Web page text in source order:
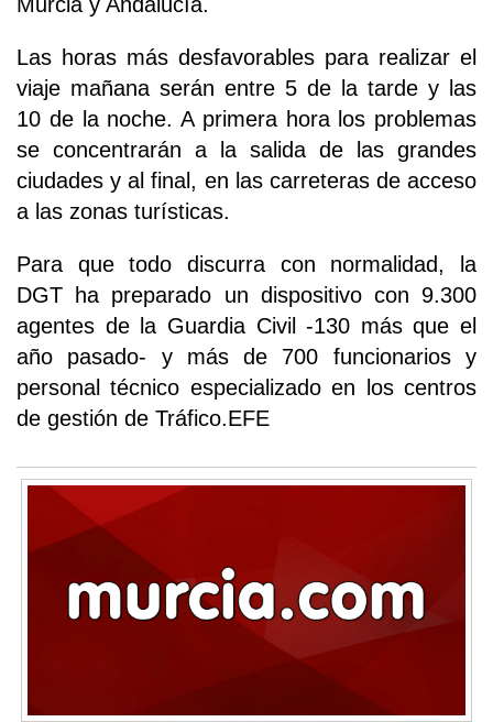
Las horas más desfavorables para realizar el
viaje mañana serán entre 5 de la tarde y las
10 de la noche. A primera hora los problemas
se concentrarán a la salida de las grandes
ciudades y al final, en las carreteras de acceso
a las zonas turísticas.
Para que todo discurra con normalidad, la
DGT ha preparado un dispositivo con 9.300
agentes de la Guardia Civil -130 más que el
año pasado- y más de 700 funcionarios y
personal técnico especializado en los centros
de gestión de Tráfico.EFE